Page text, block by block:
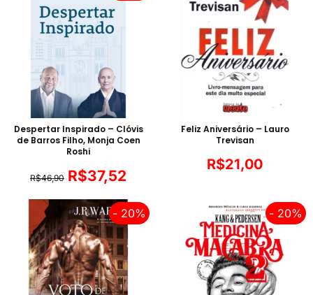
Despertar Inspirado – Clóvis
de Barros Filho, Monja Coen
Roshi
R$46,90 R$37,52
Feliz Aniversário – Lauro
Trevisan
R$21,00
- 20% - 20%